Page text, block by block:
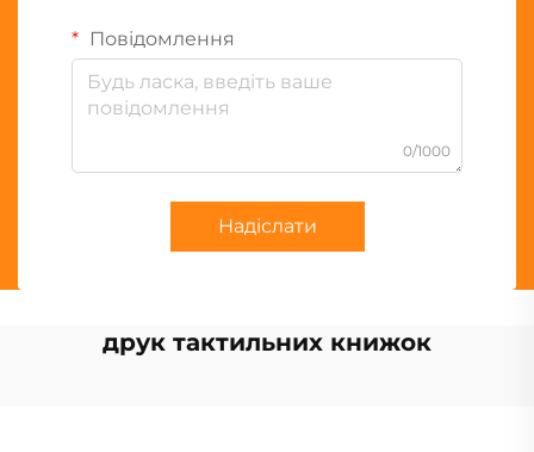
Повідомлення
0/1000
Надіслати
друк тактильних книжок